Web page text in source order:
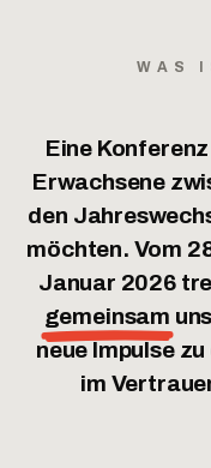
WAS
Eine
Erwachsene
den
möchten. Vom
Januar 2026
gemeinsam
neue Impulse
im